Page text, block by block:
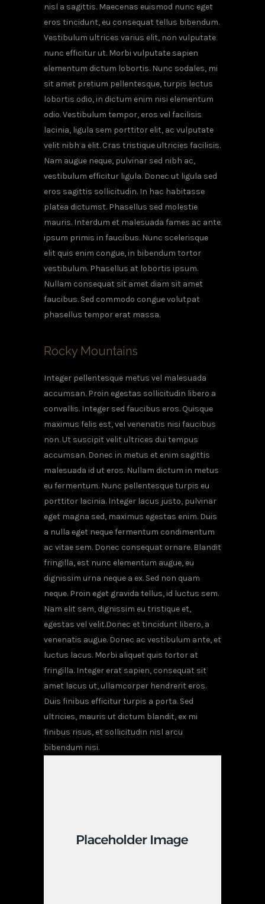
nisl a sagittis. Maecenas euismod nunc eget
eros tincidunt, eu consequat tellus bibendum.
Vestibulum ultrices varius elit, non vulputate
nunc efficitur ut. Morbi vulputate sapien
elementum dictum lobortis. Nunc sodales, mi
sit amet pretium pellentesque, turpis lectus
lobortis odio, in dictum enim nisi elementum
odio. Vestibulum tempor, eros vel facilisis
lacinia, ligula sem porttitor elit, ac vulputate
velit nibh a elit. Cras tristique ultricies facilisis.
Nam augue neque, pulvinar sed nibh ac,
vestibulum efficitur ligula. Donec ut ligula sed
eros sagittis sollicitudin. In hac habitasse
platea dictumst. Phasellus sed molestie
mauris. Interdum et malesuada fames ac ante
ipsum primis in faucibus. Nunc scelerisque
elit quis enim congue, in bibendum tortor
vestibulum. Phasellus at lobortis ipsum.
Nullam consequat sit amet diam sit amet
faucibus. Sed commodo congue volutpat
phasellus tempor erat massa.
Rocky Mountains
Integer pellentesque metus vel malesuada
accumsan. Proin egestas sollicitudin libero a
convallis. Integer sed faucibus eros. Quisque
maximus felis est, vel venenatis nisi faucibus
non. Ut suscipit velit ultrices dui tempus
accumsan. Donec in metus et enim sagittis
malesuada id ut eros. Nullam dictum in metus
eu fermentum. Nunc pellentesque turpis eu
porttitor lacinia. Integer lacus justo, pulvinar
eget magna sed, maximus egestas enim. Duis
a nulla eget neque fermentum condimentum
ac vitae sem. Donec consequat ornare. Blandit
fringilla, est nunc elementum augue, eu
dignissim urna neque a ex. Sed non quam
neque. Proin eget gravida tellus, id luctus sem.
Nam elit sem, dignissim eu tristique et,
egestas vel velit.Donec et tincidunt libero, a
venenatis augue. Donec ac vestibulum ante, et
luctus lacus. Morbi aliquet quis tortor at
fringilla. Integer erat sapien, consequat sit
amet lacus ut, ullamcorper hendrerit eros.
Duis finibus efficitur turpis a porta. Sed
ultricies, mauris ut dictum blandit, ex mi
finibus risus, et sollicitudin nisl arcu
bibendum nisi.